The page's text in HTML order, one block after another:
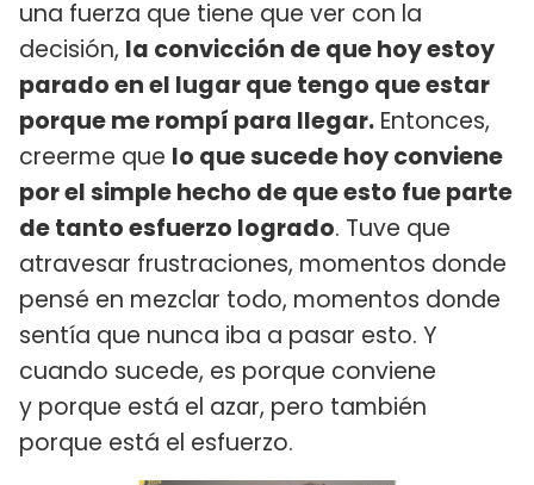
una fuerza que tiene que ver con la
decisión, la convicción de que hoy estoy
parado en el lugar que tengo que estar
porque me rompí para llegar. Entonces,
creerme que lo que sucede hoy conviene
por el simple hecho de que esto fue parte
de tanto esfuerzo logrado. Tuve que
atravesar frustraciones, momentos donde
pensé en mezclar todo, momentos donde
sentía que nunca iba a pasar esto. Y
cuando sucede, es porque conviene
y porque está el azar, pero también
porque está el esfuerzo.